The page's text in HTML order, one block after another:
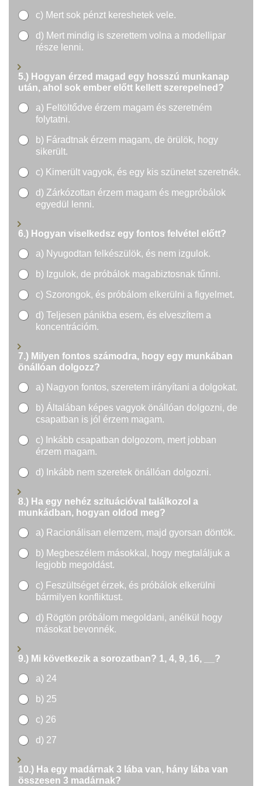
c) Mert sok pénzt kereshetek vele.
d) Mert mindig is szerettem volna a modellipar
része lenni.
5.) Hogyan érzed magad egy hosszú munkanap
után, ahol sok ember előtt kellett szerepelned?
a) Feltöltődve érzem magam és szeretném
folytatni.
b) Fáradtnak érzem magam, de örülök, hogy
sikerült.
c) Kimerült vagyok, és egy kis szünetet szeretnék.
d) Zárkózottan érzem magam és megpróbálok
egyedül lenni.
6.) Hogyan viselkedsz egy fontos felvétel előtt?
a) Nyugodtan felkészülök, és nem izgulok.
b) Izgulok, de próbálok magabiztosnak tűnni.
c) Szorongok, és próbálom elkerülni a figyelmet.
d) Teljesen pánikba esem, és elveszítem a
koncentrációm.
7.) Milyen fontos számodra, hogy egy munkában
önállóan dolgozz?
a) Nagyon fontos, szeretem irányítani a dolgokat.
b) Általában képes vagyok önállóan dolgozni, de
csapatban is jól érzem magam.
c) Inkább csapatban dolgozom, mert jobban
érzem magam.
d) Inkább nem szeretek önállóan dolgozni.
8.) Ha egy nehéz szituációval találkozol a
munkádban, hogyan oldod meg?
a) Racionálisan elemzem, majd gyorsan döntök.
b) Megbeszélem másokkal, hogy megtaláljuk a
legjobb megoldást.
c) Feszültséget érzek, és próbálok elkerülni
bármilyen konfliktust.
d) Rögtön próbálom megoldani, anélkül hogy
másokat bevonnék.
9.) Mi következik a sorozatban? 1, 4, 9, 16, __?
a) 24
b) 25
c) 26
d) 27
10.) Ha egy madárnak 3 lába van, hány lába van
összesen 3 madárnak?